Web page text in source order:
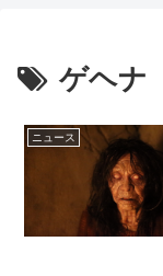
ゲヘナ
ニュース